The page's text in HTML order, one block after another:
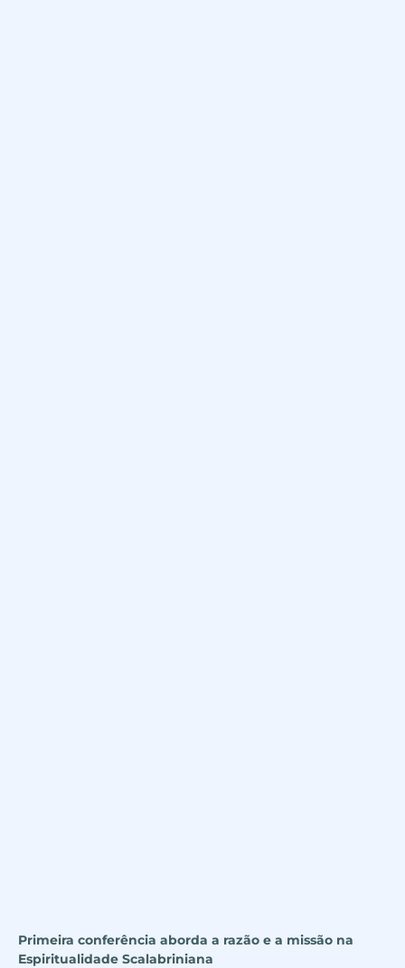
Primeira conferência aborda a razão e a missão na
Espiritualidade Scalabriniana